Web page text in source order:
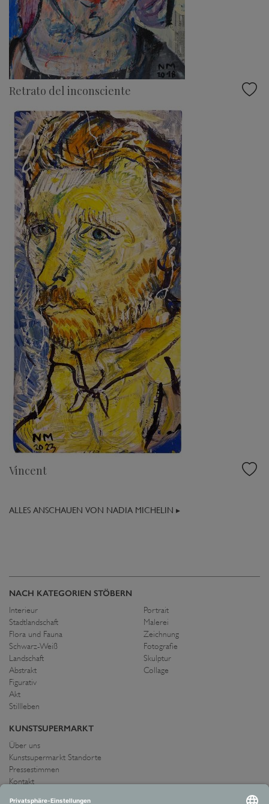
Retrato del inconsciente
Vincent
ALLES ANSCHAUEN VON NADIA MICHELIN ▸
NACH KATEGORIEN STÖBERN
Interieur
Stadtlandschaft
Flora und Fauna
Schwarz-Weiß
Landschaft
Abstrakt
Figurativ
Akt
Stillleben
Portrait
Malerei
Zeichnung
Fotografie
Skulptur
Collage
KUNSTSUPERMARKT
Über uns
Kunstsupermarkt Standorte
Pressestimmen
Kontakt